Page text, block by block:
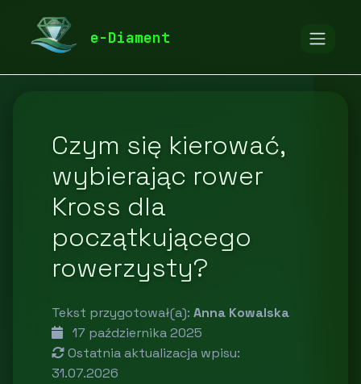
e-Diament
diamentspa.pl
Czym się kierować,
wybierając rower
Kross dla
początkującego
rowerzysty?
Tekst przygotował(a): Anna Kowalska
17 października 2025
Ostatnia aktualizacja wpisu:
31.07.2026